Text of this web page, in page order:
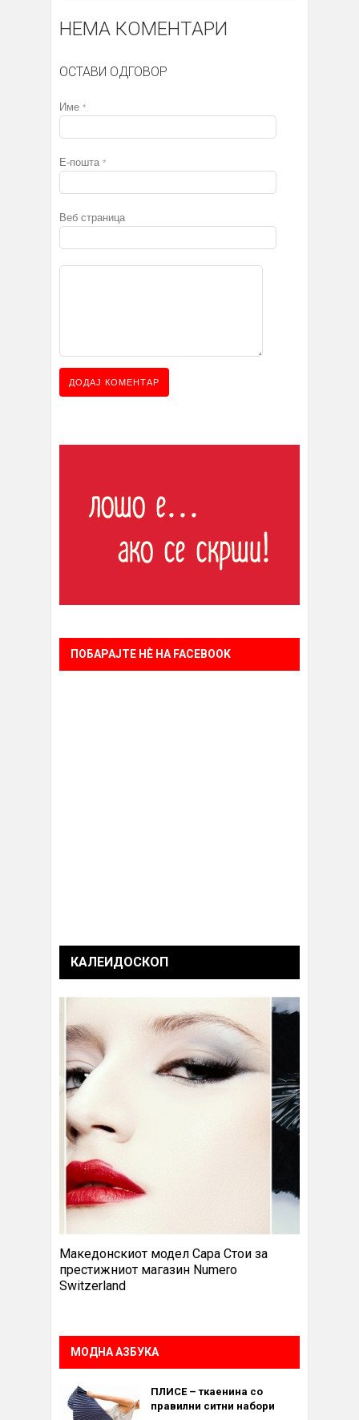
НЕМА КОМЕНТАРИ
ОСТАВИ ОДГОВОР
Име *
Е-пошта *
Веб страница
ПОБАРАЈТЕ НÈ НА FACEBOOK
КАЛЕИДОСКОП
Македонскиот модел Сара Стои за
престижниот магазин Numero
Switzerland
МОДНА АЗБУКА
ПЛИСЕ – ткаенина со
правилни ситни набори